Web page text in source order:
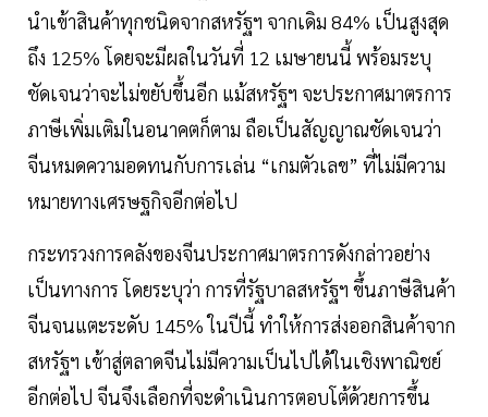
นำเข้าสินค้าทุกชนิดจากสหรัฐฯ จากเดิม 84% เป็นสูงสุด
ถึง 125% โดยจะมีผลในวันที่ 12 เมษายนนี้ พร้อมระบุ
ชัดเจนว่าจะไม่ขยับขึ้นอีก แม้สหรัฐฯ จะประกาศมาตรการ
ภาษีเพิ่มเติมในอนาคตก็ตาม ถือเป็นสัญญาณชัดเจนว่า
จีนหมดความอดทนกับการเล่น “เกมตัวเลข” ที่ไม่มีความ
หมายทางเศรษฐกิจอีกต่อไป
กระทรวงการคลังของจีนประกาศมาตรการดังกล่าวอย่าง
เป็นทางการ โดยระบุว่า การที่รัฐบาลสหรัฐฯ ขึ้นภาษีสินค้า
จีนจนแตะระดับ 145% ในปีนี้ ทำให้การส่งออกสินค้าจาก
สหรัฐฯ เข้าสู่ตลาดจีนไม่มีความเป็นไปได้ในเชิงพาณิชย์
อีกต่อไป จีนจึงเลือกที่จะดำเนินการตอบโต้ด้วยการขึ้น